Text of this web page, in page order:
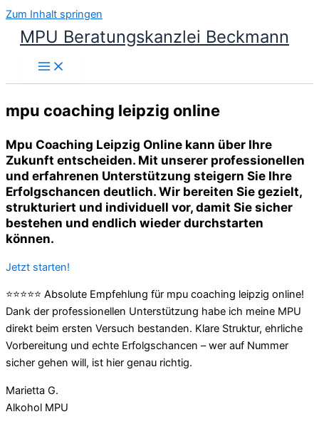
Zum Inhalt springen
MPU Beratungskanzlei Beckmann
mpu coaching leipzig online
Mpu Coaching Leipzig Online kann über Ihre
Zukunft entscheiden. Mit unserer professionellen
und erfahrenen Unterstützung steigern Sie Ihre
Erfolgschancen deutlich. Wir bereiten Sie gezielt,
strukturiert und individuell vor, damit Sie sicher
bestehen und endlich wieder durchstarten
können.
Jetzt starten!
⭐⭐⭐⭐⭐ Absolute Empfehlung für mpu coaching leipzig online!
Dank der professionellen Unterstützung habe ich meine MPU
direkt beim ersten Versuch bestanden. Klare Struktur, ehrliche
Vorbereitung und echte Erfolgschancen – wer auf Nummer
sicher gehen will, ist hier genau richtig.
Marietta G.
Alkohol MPU